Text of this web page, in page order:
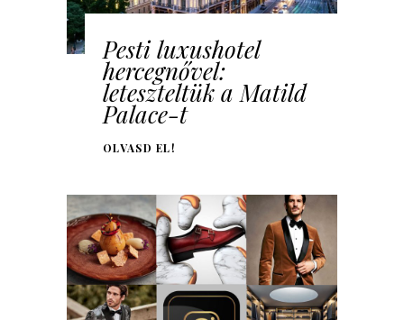
Pesti luxushotel
hercegnővel:
leteszteltük a Matild
Palace-t
OLVASD EL!